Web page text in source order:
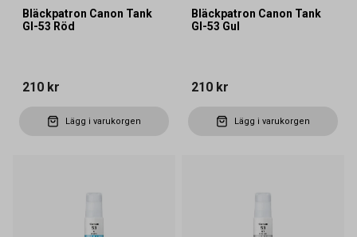
Bläckpatron Canon Tank
GI-53 Röd
210 kr
Lägg i varukorgen
Bläckpatron Canon Tank
GI-53 Gul
210 kr
Lägg i varukorgen